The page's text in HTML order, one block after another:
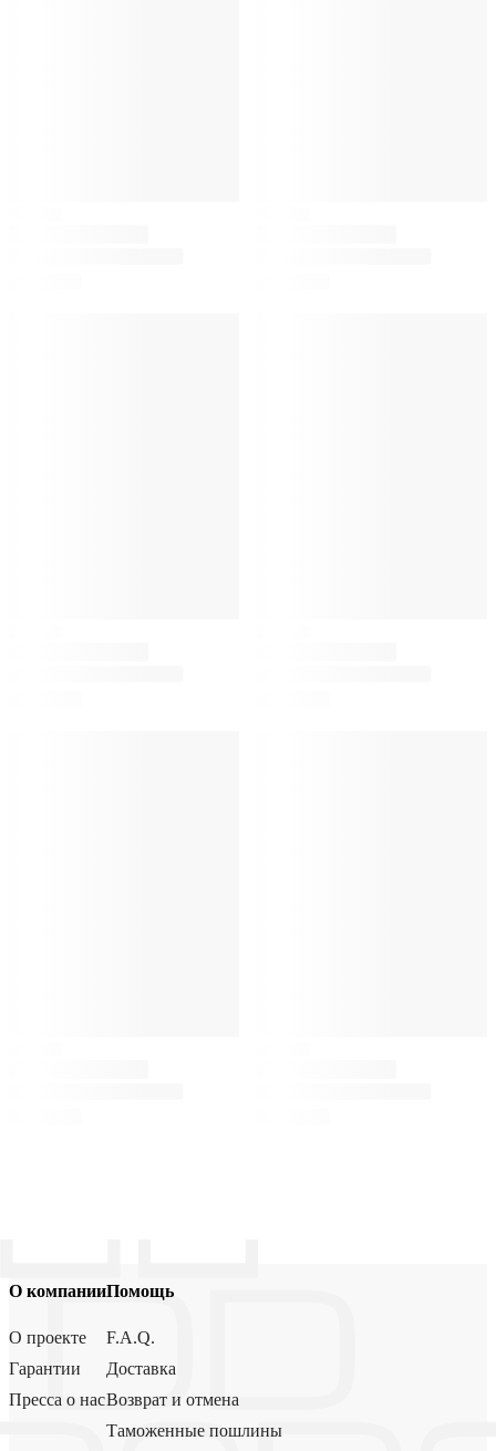
О компании
О проекте
Гарантии
Пресса о нас
Помощь
F.A.Q.
Доставка
Возврат и отмена
Таможенные пошлины